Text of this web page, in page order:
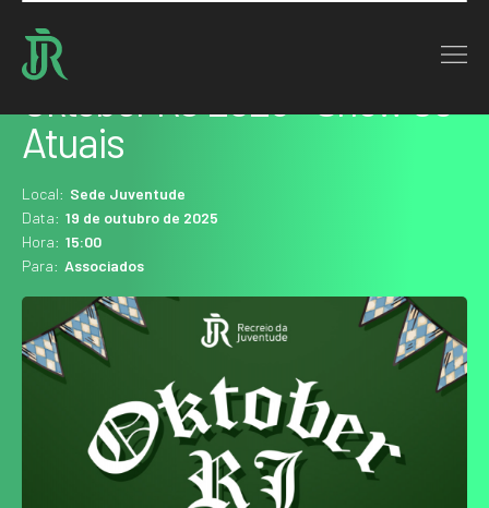
Home : Agenda
Atuais
Local: Sede Juventude
Data: 19 de outubro de 2025
Hora: 15:00
Para: Associados